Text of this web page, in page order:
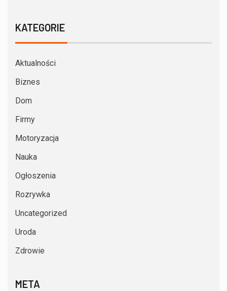
KATEGORIE
Aktualności
Biznes
Dom
Firmy
Motoryzacja
Nauka
Ogłoszenia
Rozrywka
Uncategorized
Uroda
Zdrowie
META